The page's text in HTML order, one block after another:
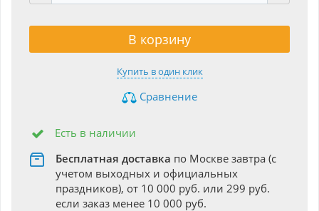
В корзину
Купить в один клик
Сравнение
Есть в наличии
Бесплатная доставка по Москве завтра (с
учетом выходных и официальных
праздников), от 10 000 руб. или 299 руб.
если заказ менее 10 000 руб.